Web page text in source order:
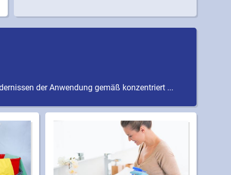
der Anwendung gemäß konzentriert ...